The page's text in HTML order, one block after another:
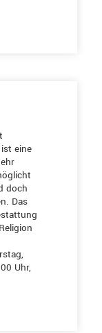
eine
doch
Das
Uhr,